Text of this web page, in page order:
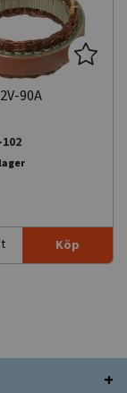
90A
Köp